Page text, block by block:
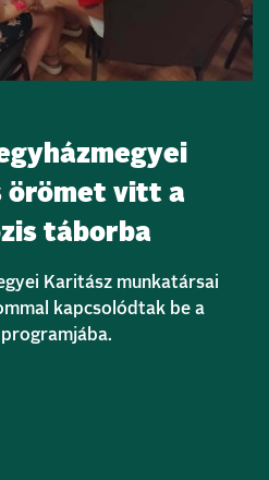
örömet vitt a
táborba
Karitász munkatársai
kapcsolódtak be a